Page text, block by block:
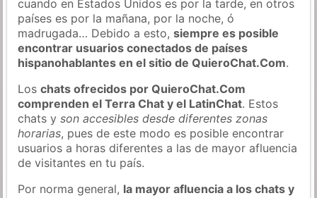
cuando en Estados Unidos es por la tarde, en otros
países es por la mañana, por la noche, ó
madrugada… Debido a esto,siempre es posible
encontrar usuarios conectados de países
hispanohablantes en el sitio de QuieroChat.Com.
Loschats ofrecidos por QuieroChat.Com
comprenden el Terra Chat y el LatinChat. Estos
chats yson accesibles desde diferentes zonas
horarias, pues de este modo es posible encontrar
usuarios a horas diferentes a las de mayor afluencia
de visitantes en tu país.
Por norma general, la mayor afluencia a los chats y